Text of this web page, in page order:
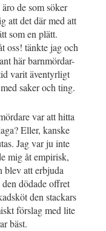
de som söker
att det där med att
som en plätt.
oss! tänkte jag och
här barnmördar-
varit äventyrligt
saker och ting.
var att hitta
Eller, kanske
Jag var ju inte
mig åt empirisk,
blev att erbjuda
dödade offret
den stackars
förslag med lite
bäst.